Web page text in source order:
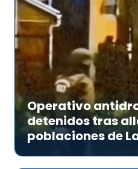
Operativo
detenidos tras
poblaciones de